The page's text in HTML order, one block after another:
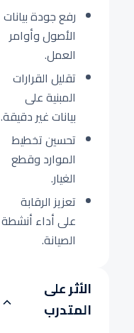
رفع جودة بيانات
الأصول وأوامر
العمل.
تقليل القرارات
المبنية على
بيانات غير دقيقة.
تحسين تخطيط
الموارد وقطع
الغيار.
تعزيز الرقابة
على أداء أنشطة
الصيانة.
الأثر على
المتدرب